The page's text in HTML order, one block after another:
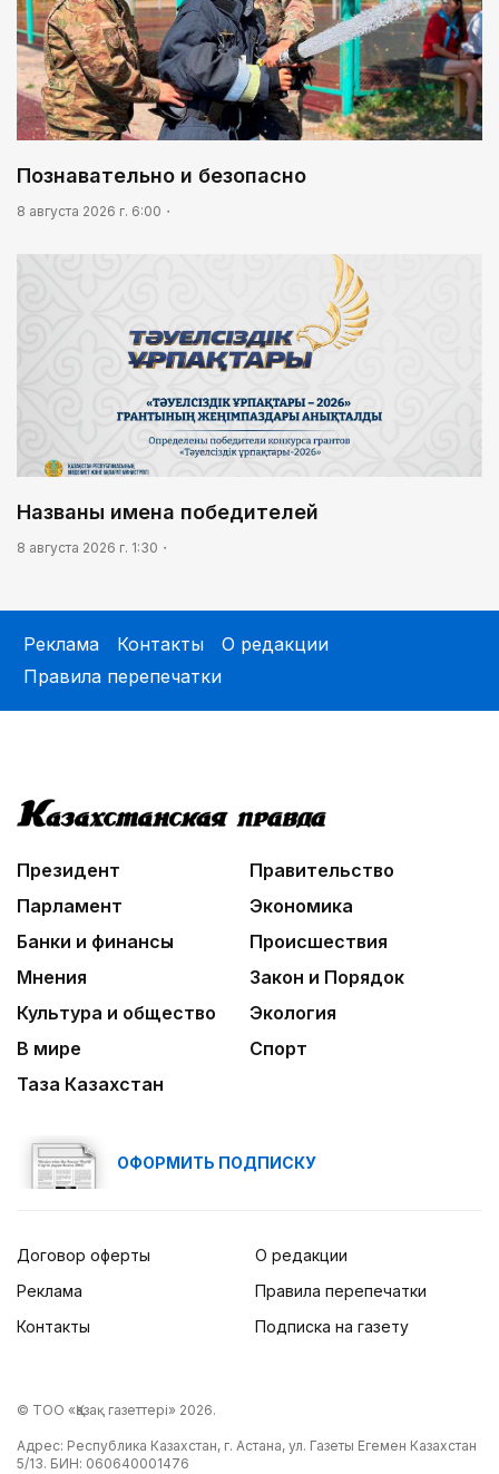
Познавательно и безопасно
8 августа 2026 г. 6:00
Названы имена победителей
8 августа 2026 г. 1:30
Реклама Контакты
О редакции
Правила перепечатки
Президент
Правительство
Парламент
Экономика
Банки и финансы
Происшествия
Мнения
Закон и Порядок
Культура и общество
Экология
В мире
Спорт
Таза Казахстан
ОФОРМИТЬ ПОДПИСКУ
Договор оферты
Реклама
Контакты
О редакции
Правила перепечатки
Подписка на газету
© ТОО «Қазақ газеттері» 2026.
Адрес: Республика Казахстан, г. Астана, ул. Газеты Егемен Казахстан
5/13. БИН: 060640001476